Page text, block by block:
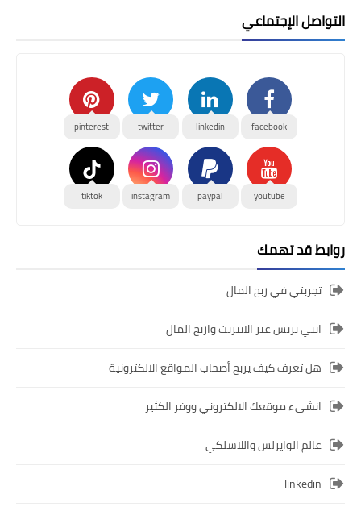
التواصل الإجتماعي
facebook
linkedin
twitter
pinterest
youtube
paypal
instagram
tiktok
روابط قد تهمك
تجربتي في ربح المال
ابني بزنس عبر الانترنت واربح المال
هل تعرف كيف يربح أصحاب المواقع الالكترونية
انشىء موقعك الالكتروني ووفر الكثير
عالم الوايرلس واللاسلكي
linkedin